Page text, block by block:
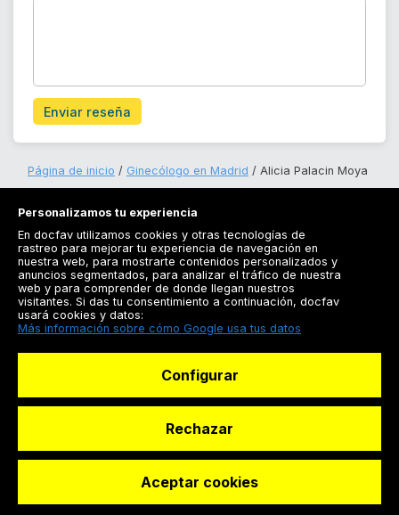
Solicitar reserva
Enviar reseña
Página de inicio Ginecólogo en Madrid Alicia Palacin Moya
Registrarse
Docfav
© Dashboard Technologies S.L
Personalizamos tu experiencia
En docfav utilizamos cookies y otras tecnologías de
rastreo para mejorar tu experiencia de navegación en
nuestra web, para mostrarte contenidos personalizados y
anuncios segmentados, para analizar el tráfico de nuestra
web y para comprender de donde llegan nuestros
visitantes. Si das tu consentimiento a continuación, docfav
usará cookies y datos:
Más información sobre cómo Google usa tus datos
Configurar
Rechazar
Aceptar cookies